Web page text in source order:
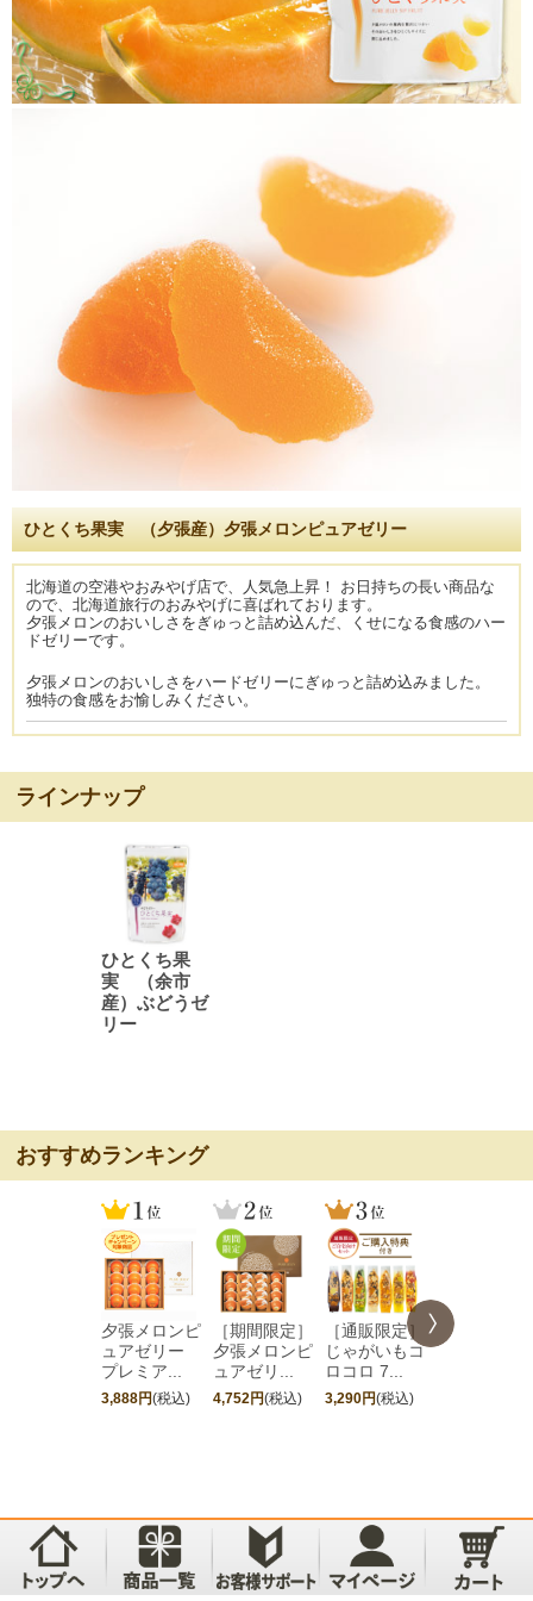
ひとくち果実 （夕張産）夕張メロンピュアゼリー
北海道の空港やおみやげ店で、人気急上昇！ お日持ちの長い商品な
ので、北海道旅行のおみやげに喜ばれております。
夕張メロンのおいしさをぎゅっと詰め込んだ、くせになる食感のハー
ドゼリーです。
夕張メロンのおいしさをハードゼリーにぎゅっと詰め込みました。
独特の食感をお愉しみください。
ラインナップ
ひとくち果
実 （余市
産）ぶどうゼ
リー
おすすめランキング
夕張メロンピ
ュアゼリー
プレミア...
3,888円(税込)
［期間限定］
夕張メロンピ
ュアゼリ...
4,752円(税込)
［通販限定］
じゃがいもコ
ロコロ 7...
3,290円(税込)
夕張メロン
ュアゼリ